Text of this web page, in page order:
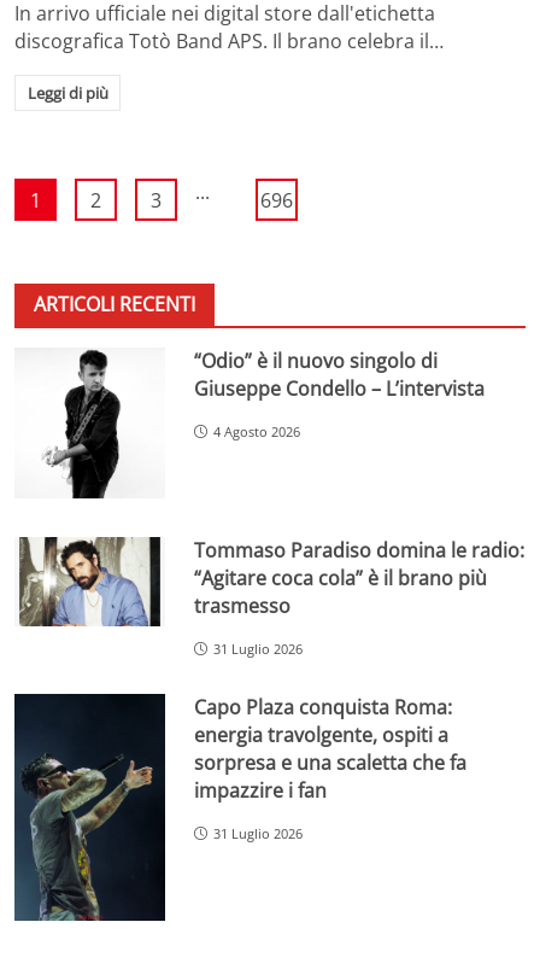
In arrivo ufficiale nei digital store dall'etichetta
discografica Totò Band APS. Il brano celebra il…
Leggi di più
1 2 3 ... 696
ARTICOLI RECENTI
“Odio” è il nuovo singolo di
Giuseppe Condello – L’intervista
4 Agosto 2026
Tommaso Paradiso domina le radio:
“Agitare coca cola” è il brano più
trasmesso
31 Luglio 2026
Capo Plaza conquista Roma:
energia travolgente, ospiti a
sorpresa e una scaletta che fa
impazzire i fan
31 Luglio 2026